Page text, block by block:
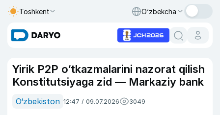
Toshkent O‘zbekcha
Yirik P2P o‘tkazmalarini nazorat qilish
Konstitutsiyaga zid — Markaziy bank
O‘zbekiston 12:47 / 09.07.2026 3049